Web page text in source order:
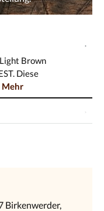
Brown
Diese
Mehr
Birkenwerder,